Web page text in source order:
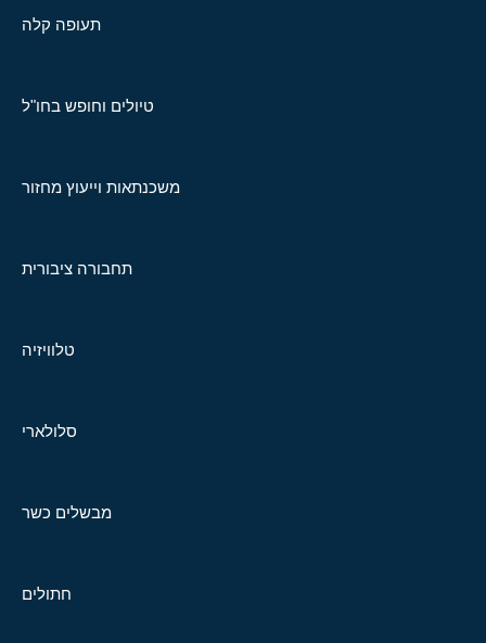
תעופה קלה
טיולים וחופש בחו"ל
משכנתאות וייעוץ מחזור
תחבורה ציבורית
טלוויזיה
סלולארי
מבשלים כשר
חתולים